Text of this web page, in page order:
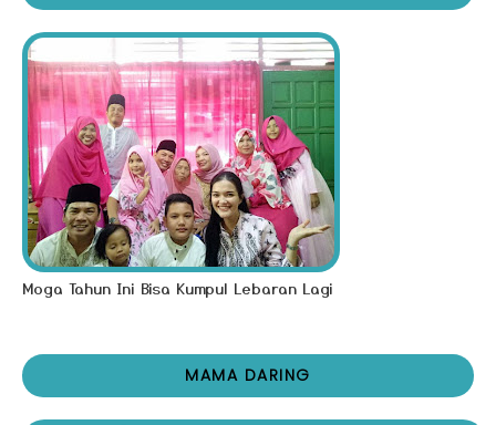
Moga Tahun Ini Bisa Kumpul Lebaran Lagi
MAMA DARING